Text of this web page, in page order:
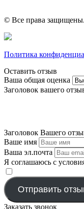
© Все права защищены.
Политика
Оставить отзыв
Ваша общая оценка
Заголовок вашего
Заголовок Вашего
Ваше имя
Ваша эл.почта
Я соглашаюсь с
Отправить
Заказать звонок